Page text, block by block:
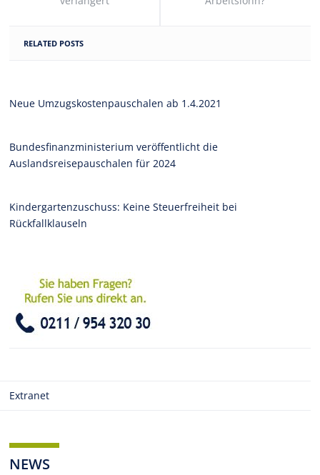
RELATED POSTS
Neue Umzugskostenpauschalen ab 1.4.2021
Bundesfinanzministerium veröffentlicht die
Auslandsreisepauschalen für 2024
Kindergartenzuschuss: Keine Steuerfreiheit bei
Rückfallklauseln
Extranet
NEWS